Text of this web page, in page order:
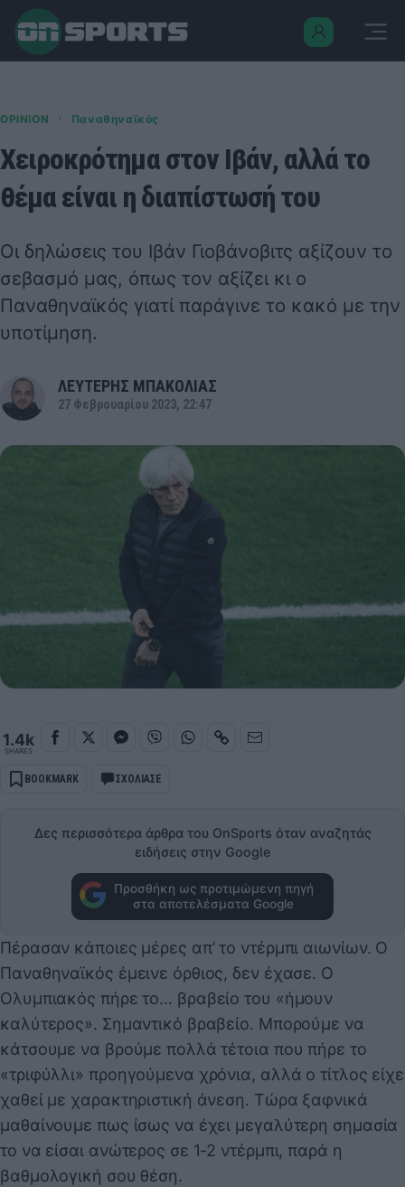
OPINION · Παναθηναϊκός
Χειροκρότημα στον Ιβάν, αλλά το
θέμα είναι η διαπίστωσή του
Οι δηλώσεις του Ιβάν Γιοβάνοβιτς αξίζουν το
σεβασμό μας, όπως τον αξίζει κι ο
Παναθηναϊκός γιατί παράγινε το κακό με την
υποτίμηση.
ΛΕΥΤΕΡΗΣ ΜΠΑΚΟΛΙΑΣ
27 Φεβρουαρίου 2023, 22:47
1.4k
SHARES
BOOKMARK ΣΧΟΛΙΑΣΕ
Δες περισσότερα άρθρα του OnSports όταν αναζητάς
ειδήσεις στην Google
Προσθήκη ως προτιμώμενη πηγή
στα αποτελέσματα Google
Πέρασαν κάποιες μέρες απ’ το ντέρμπι αιωνίων. Ο
Παναθηναϊκός έμεινε όρθιος, δεν έχασε. Ο
Ολυμπιακός πήρε το… βραβείο του «ήμουν
καλύτερος». Σημαντικό βραβείο. Μπορούμε να
κάτσουμε να βρούμε πολλά τέτοια που πήρε το
«τριφύλλι» προηγούμενα χρόνια, αλλά ο τίτλος είχε
χαθεί με χαρακτηριστική άνεση. Τώρα ξαφνικά
μαθαίνουμε πως ίσως να έχει μεγαλύτερη σημασία
το να είσαι ανώτερος σε 1-2 ντέρμπι, παρά η
βαθμολογική σου θέση.